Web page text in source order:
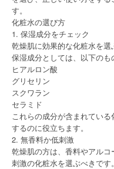
す。
化粧水の選び方
1. 保湿成分をチェック
乾燥肌に効果的な化粧水を選
保湿成分としては、以下のも
ヒアルロン酸
グリセリン
スクワラン
セラミド
これらの成分が含まれてい
するのに役立ちます。
2. 無香料か低刺激
乾燥肌の方は、香料やアル
刺激の化粧水を選ぶべきで